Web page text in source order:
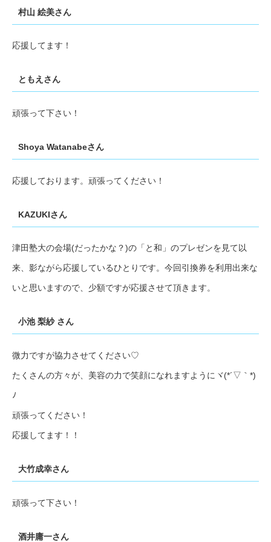
村山 絵美さん
応援してます！
ともえさん
頑張って下さい！
Shoya Watanabeさん
応援しております。頑張ってください！
KAZUKIさん
津田塾大の会場(だったかな？)の「と和」のプレゼンを見て以
来、影ながら応援しているひとりです。今回引換券を利用出来な
いと思いますので、少額ですが応援させて頂きます。
小池 梨紗 さん
微力ですが協力させてください♡
たくさんの方々が、美容の力で笑顔になれますようにヾ(*´▽｀*)
ﾉ
頑張ってください！
応援してます！！
大竹成幸さん
頑張って下さい！
酒井庸一さん